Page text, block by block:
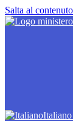
Salta al contenuto
Italiano